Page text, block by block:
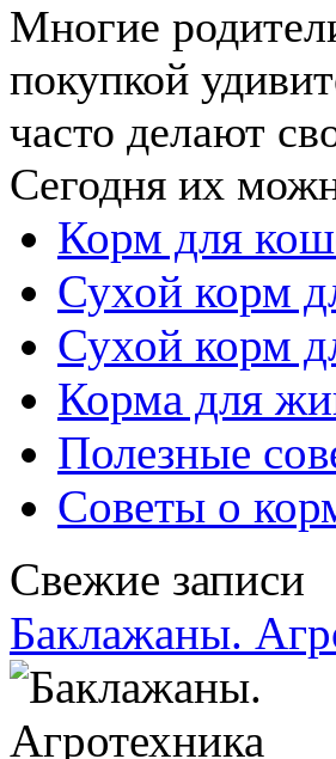
Многие
покупкой
часто делают
Сегодня их
Корм для
Сухой корм
Сухой корм
Корма для
Полезные
Советы о
Свежие записи
Баклажаны.